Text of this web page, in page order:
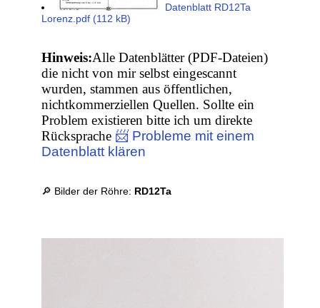
Datenblatt RD12Ta
Lorenz.pdf (112 kB)
Hinweis:Alle Datenblätter (PDF-Dateien)
die nicht von mir selbst eingescannt
wurden, stammen aus öffentlichen,
nichtkommerziellen Quellen. Sollte ein
Problem existieren bitte ich um direkte
Rücksprache 📨 Probleme mit einem
Datenblatt klären
🔎 Bilder der Röhre: RD12Ta